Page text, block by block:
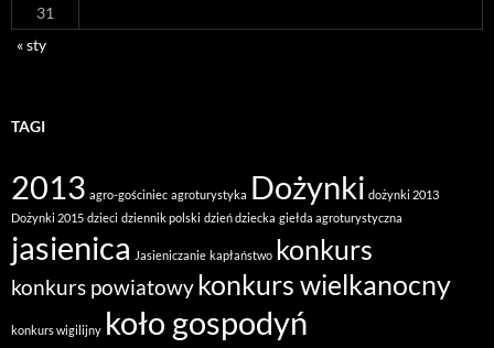
31
« sty
TAGI
2013 agro-gościniec agroturystyka Dożynki dożynki 2013
Dożynki 2015 dzieci dziennik polski dzień dziecka giełda agroturystyczna
jasienica Jasieniczanie kapłaństwo konkurs
konkurs powiatowykonkurs wielkanocny
konkurs wigilijny koło gospodyń